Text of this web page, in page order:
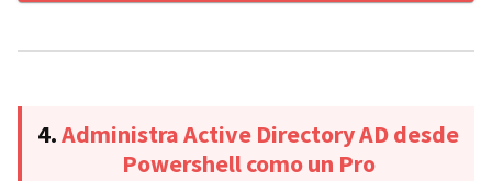
4.Administra Active Directory AD desde
Powershell como un Pro